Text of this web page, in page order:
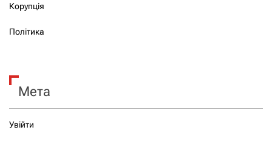
Корупція
Політика
Мета
Увійти